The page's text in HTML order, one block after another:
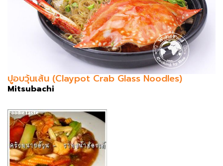
ปูอบวุ้นเส้น (Claypot Crab Glass Noodles)
Mitsubachi